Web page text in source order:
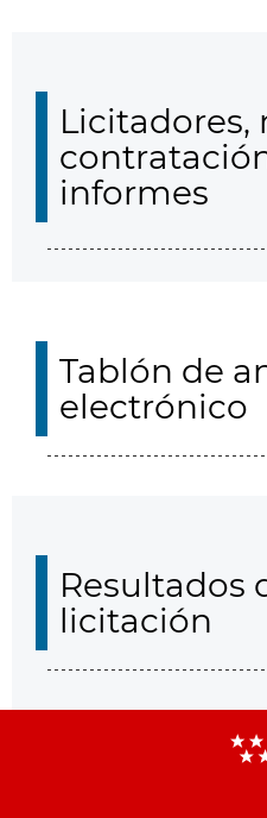
Licitadores,
informes
Tablón de
electrónico
Resultados
licitación